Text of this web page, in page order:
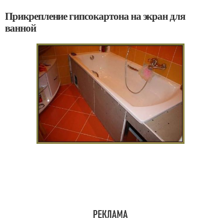
Прикрепление гипсокартона на экран для
ванной